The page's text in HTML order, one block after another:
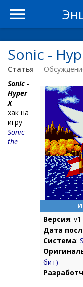
Sonic -
Статья
Версия: v1
Дата
Система:
бит)
Sonic -
Hyper
X—
хак на
игру
Sonic
the